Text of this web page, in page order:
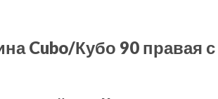
Cubo/Кубо 90 правая с